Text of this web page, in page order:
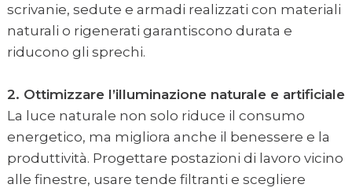
scrivanie, sedute e armadi realizzati con materiali
naturali o rigenerati garantiscono durata e
riducono gli sprechi.
2. Ottimizzare l’illuminazione naturale e artificiale
La luce naturale non solo riduce il consumo
energetico, ma migliora anche il benessere e la
produttività. Progettare postazioni di lavoro vicino
alle finestre, usare tende filtranti e scegliere